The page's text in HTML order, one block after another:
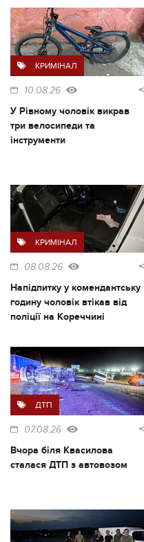
КРИМІНАЛ
10.08.26
У Рівному чоловік викрав
три велосипеди та
інструменти
КРИМІНАЛ
08.08.26
Напідпитку у комендантську
годину чоловік втікав від
поліції на Кореччині
ДТП
07.08.26
Вчора біля Квасилова
сталася ДТП з автовозом